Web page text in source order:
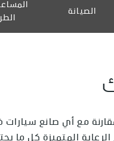
الصيانة
مع أي صانع سيارات